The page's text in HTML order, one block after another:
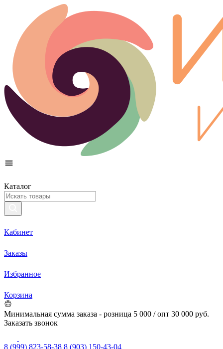
Каталог
Кабинет
Заказы
Избранное
Корзина
Минимальная сумма заказа - розница 5 000 / опт 30 000 руб.
Заказать звонок
8 (999) 823-58-38 8 (903) 150-43-04